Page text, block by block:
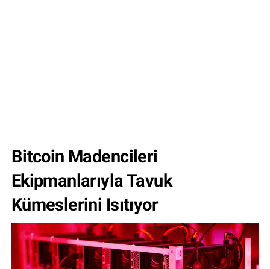
Bitcoin Madencileri
Ekipmanlarıyla Tavuk
Kümeslerini Isıtıyor